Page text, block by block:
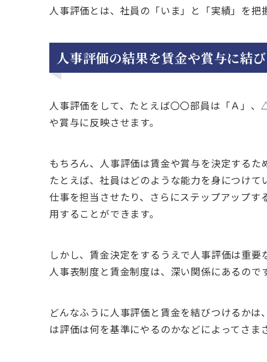
人事評価とは、社員の「いま」と「実績」を把
人事評価の結果を賃金や賞与に結
人事評価をして、たとえば〇〇部員は「Ａ」
や賞与に反映させます。
もちろん、人事評価は賃金や賞与を決定するた
たとえば、社員はどのような能力を身につけ
仕事を担当させたり、さらにステップアップ
用することができます。
しかし、賃金決定をするうえで人事評価は重要
人事表制度と賃金制度は、深い関係にあるので
どんなふうに人事評価と賃金を結びつけるか
は評価は何を基準にやるのかなどによってさま